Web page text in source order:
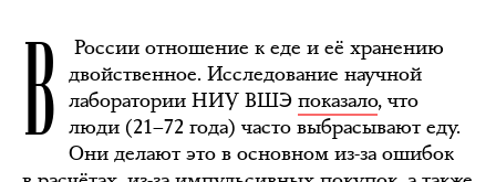
В
России отношение к еде и её хранению
двойственное. Исследование научной
лаборатории НИУ ВШЭ показало, что
люди (21–72 года) часто выбрасывают еду.
Они делают это в основном из-за ошибок